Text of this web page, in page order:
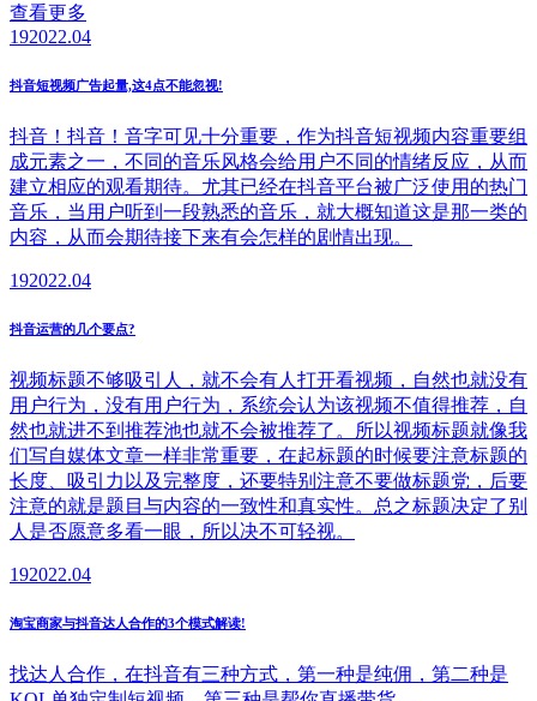
查看更多
192022.04
抖音短视频广告起量,这4点不能忽视!
抖音！抖音！音字可见十分重要，作为抖音短视频内容重要组
成元素之一，不同的音乐风格会给用户不同的情绪反应，从而
建立相应的观看期待。尤其已经在抖音平台被广泛使用的热门
音乐，当用户听到一段熟悉的音乐，就大概知道这是那一类的
内容，从而会期待接下来有会怎样的剧情出现。
192022.04
抖音运营的几个要点?
视频标题不够吸引人，就不会有人打开看视频，自然也就没有
用户行为，没有用户行为，系统会认为该视频不值得推荐，自
然也就进不到推荐池也就不会被推荐了。所以视频标题就像我
们写自媒体文章一样非常重要，在起标题的时候要注意标题的
长度、吸引力以及完整度，还要特别注意不要做标题党，后要
注意的就是题目与内容的一致性和真实性。总之标题决定了别
人是否愿意多看一眼，所以决不可轻视。
192022.04
淘宝商家与抖音达人合作的3个模式解读!
找达人合作，在抖音有三种方式，第一种是纯佣，第二种是